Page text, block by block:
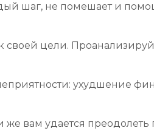
шаг, не помешает и
своей цели.
ухудшение
же вам удается